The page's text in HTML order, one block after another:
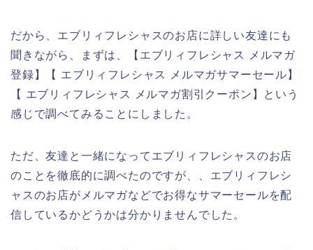
だから、エブリィフレシャスのお店に詳しい友達にも
聞きながら、まずは、【エブリィフレシャス メルマガ
登録】【 エブリィフレシャス メルマガサマーセール】
【 エブリィフレシャス メルマガ割引クーポン】という
感じで調べてみることにしました。
ただ、友達と一緒になってエブリィフレシャスのお店
のことを徹底的に調べたのですが、、エブリィフレシ
ャスのお店がメルマガなどでお得なサマーセールを配
信しているかどうかは分かりませんでした。